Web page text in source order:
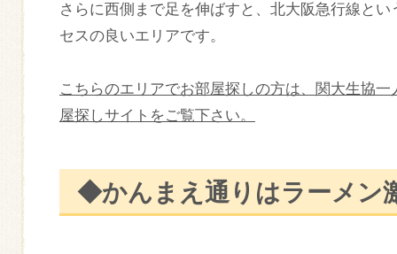
さらに西側まで足を伸ばすと、北大阪急行線と
セスの良いエリアです。
こちらのエリアでお部屋探しの方は、関大生協
屋探しサイトをご覧下さい。
◆かんまえ通りはラーメン